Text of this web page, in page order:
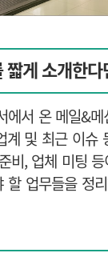
짧게 소개한다
에서 온 메일&
계 및 최근 이슈
비, 업체 미팅
할 업무들을 정